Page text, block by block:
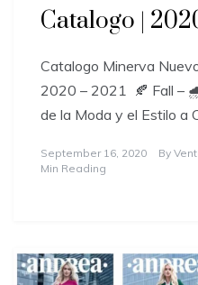
Catalogo |
Catalogo Minerva
2020 – 2021 🍂 Fall –
de la Moda y el Estilo a
September 16, 2020 By
Min Reading